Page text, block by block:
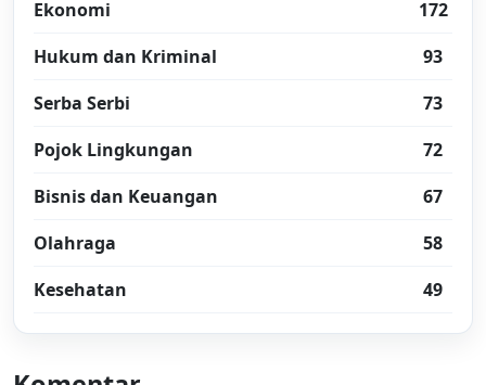
Ekonomi
172
Hukum dan Kriminal
93
Serba Serbi
73
Pojok Lingkungan
72
Bisnis dan Keuangan
67
Olahraga
58
Kesehatan
49